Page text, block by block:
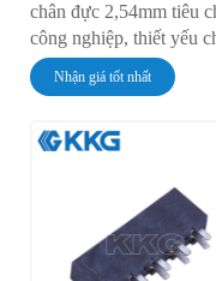
chân đực 2,54mm tiêu
công nghiệp, thiết yếu
nối PCB mạnh mẽ. Được
thiết kế để lắp đặt xuyên
vững chắc cho các liên
hoặc cáp-to-bo mạch chủ.
Đầu nối được chứng
CE, SGS và ISO9001
đảm bảo truyền tín hiệu
Nhận giá tốt nhất